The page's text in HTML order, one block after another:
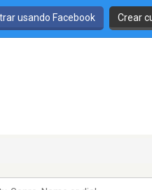
usando Facebook Crear